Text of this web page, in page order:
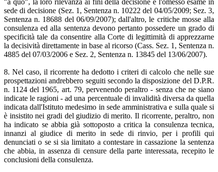
sede di decisione (Sez. 1, Sentenza n. 10222 del 04/05/2009; Sez. 3,
Sentenza n. 18688 del 06/09/2007); dall'altro, le critiche mosse alla
consulenza ed alla sentenza devono pertanto possedere un grado di
specificità tale da consentire alla Corte di legittimità di apprezzarne
la decisività direttamente in base al ricorso (Cass. Sez. 1, Sentenza n.
4885 del 07/03/2006 e Sez. 2, Sentenza n. 13845 del 13/06/2007).
8. Nel caso, il ricorrente ha dedotto i criteri di calcolo che nelle sue
prospettazioni andrebbero seguiti secondo la disposizione del D.P.R.
n. 1124 del 1965, art. 79, pervenendo peraltro - senza che ne siano
indicate le ragioni - ad una percentuale di invalidità diversa da quella
indicata dall'Istituto medesimo in sede amministrativa e sulla quale si
è insistito nei gradi del giudizio di merito. Il ricorrente, peraltro, non
ha indicato se abbia già sottoposto a critica la consulenza tecnica,
innanzi al giudice di merito in sede di rinvio, per i profili qui
denunciati o se si sia limitato a contestare in cassazione la sentenza
che abbia, in assenza di censure della parte interessata, recepito le
conclusioni della consulenza.